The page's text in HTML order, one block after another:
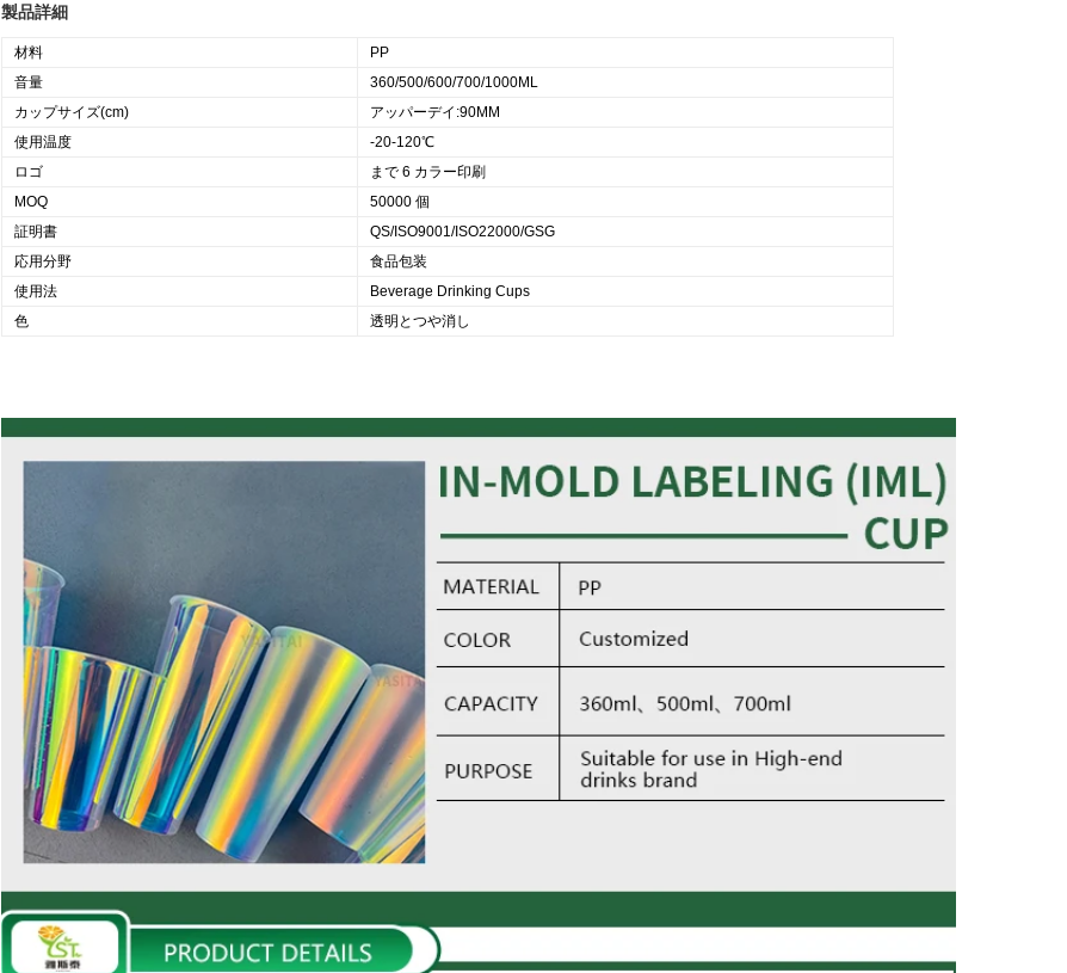
製品詳細
材料
PP
音量
360/500/600/700/1000ML
カップサイズ(cm)
アッパーデイ:90MM
使用温度
-20-120℃
ロゴ
まで 6 カラー印刷
MOQ
50000 個
証明書
QS/ISO9001/ISO22000/GSG
応用分野
食品包装
使用法
Beverage Drinking Cups
色
透明とつや消し